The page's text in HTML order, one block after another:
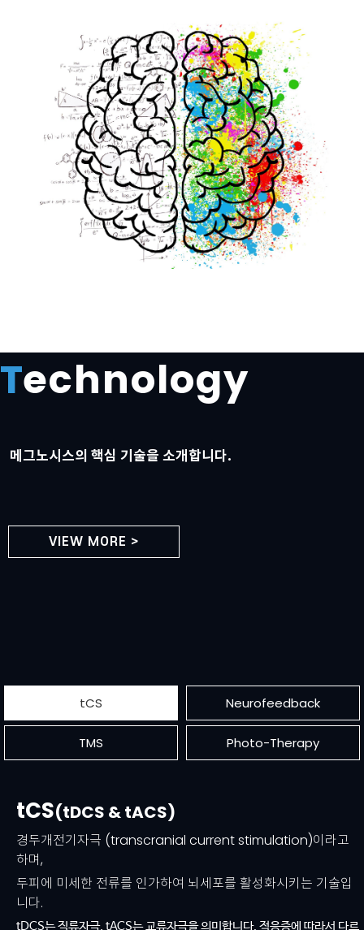
Technology
메그노시스의 핵심 기술을 소개합니다.
VIEW MORE >
tCS Neurofeedback
TMS Photo-Therapy
tCS(tDCS & tACS)
경두개전기자극 (transcranial current stimulation)이라고
하며,
두피에 미세한 전류를 인가하여 뇌세포를 활성화시키는 기술입
니다.
tDCS는 직류자극, tACS는 교류자극을 의미합니다. 적응증에 따라서 다르